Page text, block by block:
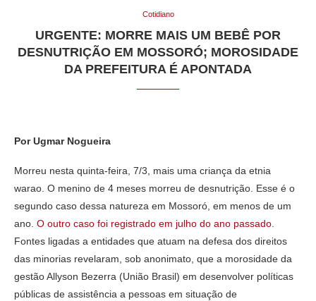
Cotidiano
URGENTE: MORRE MAIS UM BEBÊ POR
DESNUTRIÇÃO EM MOSSORÓ; MOROSIDADE
DA PREFEITURA É APONTADA
Por Ugmar Nogueira
Morreu nesta quinta-feira, 7/3, mais uma criança da etnia
warao. O menino de 4 meses morreu de desnutrição. Esse é o
segundo caso dessa natureza em Mossoró, em menos de um
ano. O outro caso foi registrado em julho do ano passado
Fontes ligadas a entidades que atuam na defesa dos direitos
das minorias revelaram, sob anonimato, que a morosidade da
gestão Allyson Bezerra (União Brasil) em desenvolver políticas
públicas de assistência a pessoas em situação de